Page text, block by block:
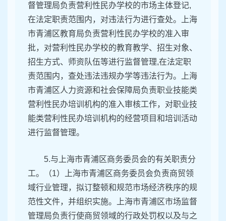
督管理局负责营利性民办学校的市场主体登记,
在法定职责范围内，对违法行为进行查处。上海
市青浦区教育局负责营利性民办学校的准入审
批，对营利性民办学校的教育教学、招生对象、
招生方式、师资队伍等进行监督管理,在法定职
责范围内，查处违法违规办学等违法行为。上海
市青浦区人力资源和社会保障局负责职业技能类
营利性民办培训机构的准入审核工作，对职业技
能类营利性民办培训机构的经营项目和培训活动
进行监督管理。
5.与上海市青浦区商务委员会的有关职责分
工。（1）上海市青浦区商务委员会负责商贸领
域行业管理，拟订整顿和规范市场经济秩序的规
范性文件，并组织实施。上海市青浦区市场监督
管理局负责行使商贸领域的行政处罚权以及与之